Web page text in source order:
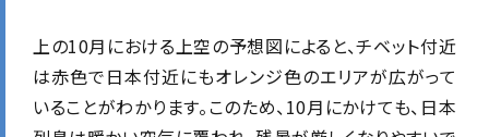
上の10月における上空の予想図によると、チベット付近
は赤色で日本付近にもオレンジ色のエリアが広がって
いることがわかります。このため、10月にかけても、日本